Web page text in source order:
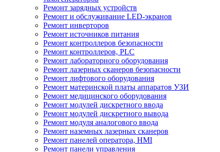
Ремонт зарядных устройств
Ремонт и обслуживание LED-экранов
Ремонт инверторов
Ремонт источников питания
Ремонт контроллеров безопасности
Ремонт контроллеров, PLC
Ремонт лабораторного оборудования
Ремонт лазерных сканеров безопасности
Ремонт лифтового оборудования
Ремонт материнской платы аппаратов УЗИ
Ремонт медицинского оборудования
Ремонт модулей дискретного ввода
Ремонт модулей дискретного вывода
Ремонт модуля аналогового ввода
Ремонт наземных лазерных сканеров
Ремонт панелей оператора, HMI
Ремонт панели управления